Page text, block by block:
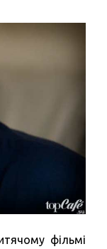
фільмі